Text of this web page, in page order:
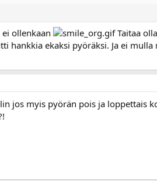
ollenkaan
Taitaa
hankkia ekaksi pyöräksi. Ja ei mulla
jos myis pyörän pois ja loppettais